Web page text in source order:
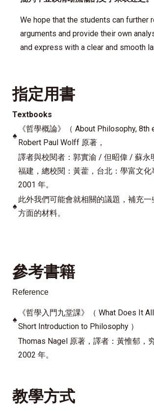
We hope that the students can further
arguments and provide their own
and express with a clear and smooth
指定用書
Textbooks
♠
《哲學概論》（ About Philosophy, 8th
Robert Paul Wolff 原著，
譯者與校閱者：郭實渝 / 但昭偉 / 蘇永
福建，總校閱：黃藿，台北：學富文化
2001 年。
♠
此外我們可能會就相關的議題，補充
方面的材料。
參考書籍
Reference
♠
《哲學入門九堂課》（ What Does It
Short Introduction to Philosophy ）
Thomas Nagel 原著，譯者：黃惟郁，
2002 年。
教學方式